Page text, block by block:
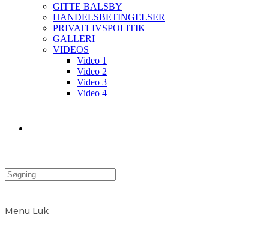
GITTE BALSBY
HANDELSBETINGELSER
PRIVATLIVSPOLITIK
GALLERI
VIDEOS
Video 1
Video 2
Video 3
Video 4
Menu Luk